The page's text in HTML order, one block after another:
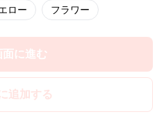
ロー フラワー
面に進む
追加する